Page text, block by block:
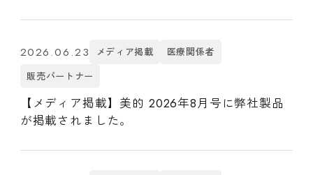
2026.06.23 メディア掲載
医療関係者
販売パートナー
【メディア掲載】美的 2026年8月号に弊社製品
が掲載されました。